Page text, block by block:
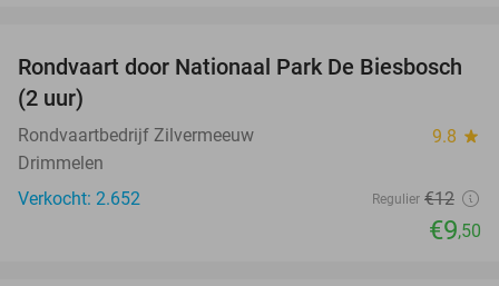
21%
Rondvaart door Nationaal Park De Biesbosch
(2 uur)
Rondvaartbedrijf Zilvermeeuw 9.8 star
Drimmelen
Verkocht: 2.652
Regulier €12
€9,50